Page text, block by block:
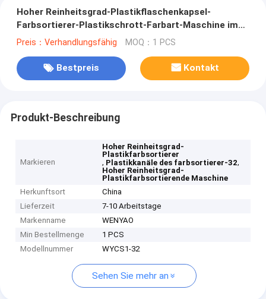
Hoher Reinheitsgrad-Plastikflaschenkapsel-
Farbsortierer-Plastikschrott-Farbart-Maschine im
Plastikrecycling-prozess
Preis：Verhandlungsfähig MOQ：1 PCS
Bestpreis Kontakt
Produkt-Beschreibung
Markieren
Hoher Reinheitsgrad-
Plastikfarbsortierer
, Plastikkanäle des farbsortierer-32,
Hoher Reinheitsgrad-
Plastikfarbsortierende Maschine
Herkunftsort
China
Lieferzeit
7-10 Arbeitstage
Markenname
WENYAO
Min Bestellmenge
1 PCS
Modellnummer
WYCS1-32
Sehen Sie mehr an